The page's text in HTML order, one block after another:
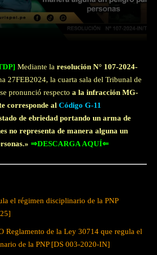
WhatsApp
Mediante la resolución N° 107-2024-
27FEB2024, la cuarta sala del Tribunal de
pronunció respecto a la infracción MG-
corresponde al Código G-11
de ebriedad portando un arma de
no representa de manera alguna un
⇒DESCARGA AQUÍ⇐
el régimen disciplinario de la PNP
Reglamento de la Ley 30714 que regula el
de la PNP [DS 003-2020-IN]